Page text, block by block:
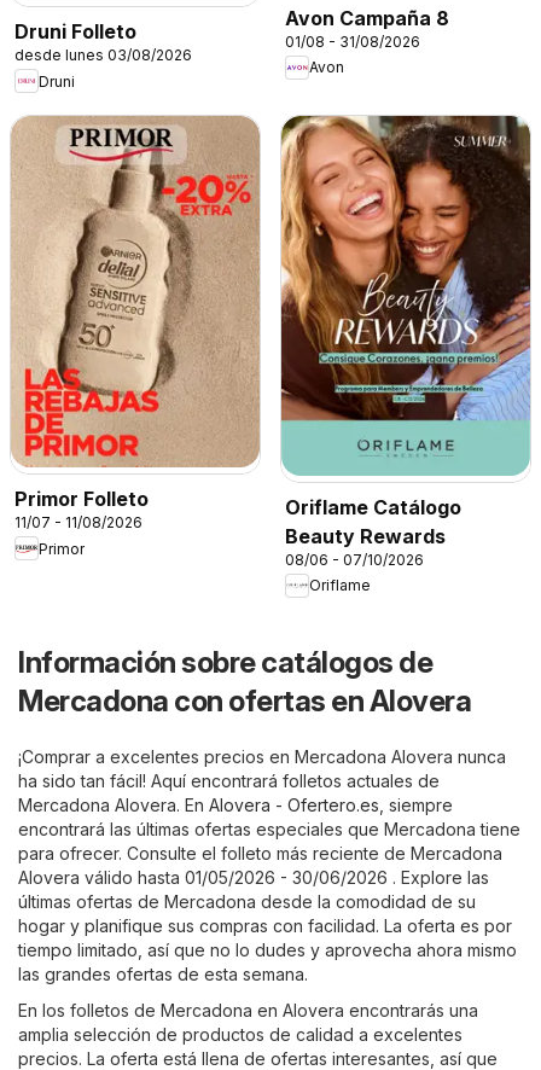
Druni Folleto
desde lunes 03/08/2026
Druni
Avon Campaña 8
01/08 - 31/08/2026
Avon
Primor Folleto
11/07 - 11/08/2026
Primor
Oriflame Catálogo
Beauty Rewards
08/06 - 07/10/2026
Oriflame
Información sobre catálogos de
Mercadona con ofertas en Alovera
¡Comprar a excelentes precios en Mercadona Alovera nunca
ha sido tan fácil! Aquí encontrará folletos actuales de
Mercadona Alovera. En Alovera - Ofertero.es , siempre
encontrará las últimas ofertas especiales que Mercadona tiene
para ofrecer. Consulte el folleto más reciente de Mercadona
Alovera válido hasta 01/05/2026 - 30/06/2026 . Explore las
últimas ofertas de Mercadona desde la comodidad de su
hogar y planifique sus compras con facilidad. La oferta es por
tiempo limitado, así que no lo dudes y aprovecha ahora mismo
las grandes ofertas de esta semana.
En los folletos de Mercadona en Alovera encontrarás una
amplia selección de productos de calidad a excelentes
precios. La oferta está llena de ofertas interesantes, así que